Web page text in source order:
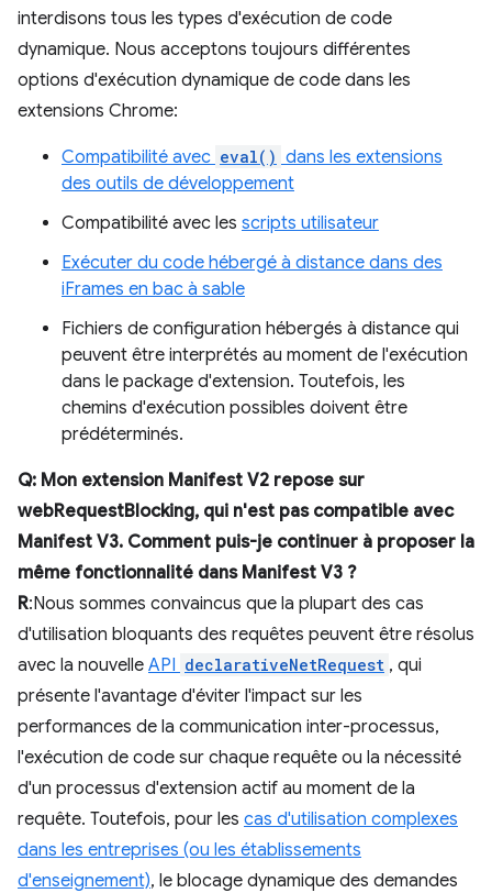
interdisons tous les types d'exécution de code
dynamique. Nous acceptons toujours différentes
options d'exécution dynamique de code dans les
extensions Chrome:
Compatibilité avec eval() dans les extensions
des outils de développement
Compatibilité avec les scripts utilisateur
Exécuter du code hébergé à distance dans des
iFrames en bac à sable
Fichiers de configuration hébergés à distance qui
peuvent être interprétés au moment de l'exécution
dans le package d'extension. Toutefois, les
chemins d'exécution possibles doivent être
prédéterminés.
Q: Mon extension Manifest V2 repose sur
webRequestBlocking, qui n'est pas compatible avec
Manifest V3. Comment puis-je continuer à proposer la
même fonctionnalité dans Manifest V3 ?
R:Nous sommes convaincus que la plupart des cas
d'utilisation bloquants des requêtes peuvent être résolus
avec la nouvelle API declarativeNetRequest , qui
présente l'avantage d'éviter l'impact sur les
performances de la communication inter-processus,
l'exécution de code sur chaque requête ou la nécessité
d'un processus d'extension actif au moment de la
requête. Toutefois, pour les cas d'utilisation complexes
dans les entreprises (ou les établissements
d'enseignement), le blocage dynamique des demandes